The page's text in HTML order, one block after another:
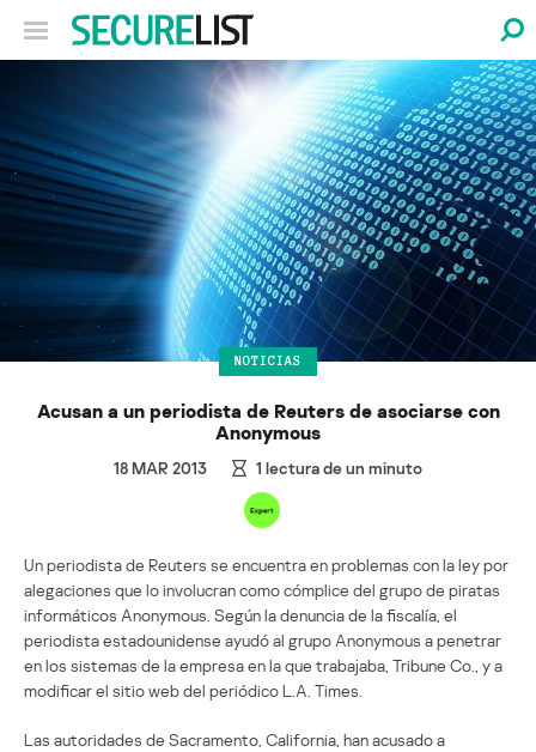
NOTICIAS
Acusan a un periodista de Reuters de asociarse con
Anonymous
18 MAR 2013 1 lectura de un minuto
Un periodista de Reuters se encuentra en problemas con la ley por
alegaciones que lo involucran como cómplice del grupo de piratas
informáticos Anonymous. Según la denuncia de la fiscalía, el
periodista estadounidense ayudó al grupo Anonymous a penetrar
en los sistemas de la empresa en la que trabajaba, Tribune Co., y a
modificar el sitio web del periódico L.A. Times.
Las autoridades de Sacramento, California, han acusado a